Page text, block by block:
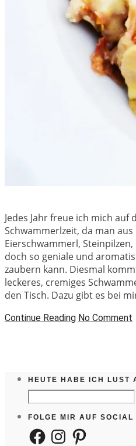
Jedes Jahr freue ich mich auf
Schwammerlzeit, da man aus
Eierschwammerl,
doch so geniale und
zaubern kann. Diesmal
leckeres, cremiges
den Tisch. Dazu gibt es bei
Continue Reading No Comment
HEUTE HABE ICH LUST
nach:
FOLGE MIR AUF SOCIAL
FacebookInstagramPinterest